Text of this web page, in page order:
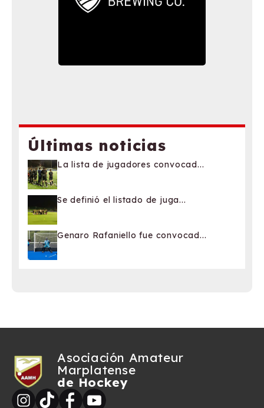
Últimas noticias
La lista de jugadores convocad...
Se definió el listado de juga...
Genaro Rafaniello fue convocad...
Asociación Amateur
Marplatense
de Hockey